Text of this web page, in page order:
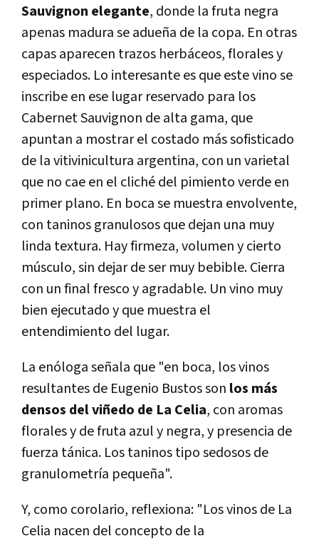
Sauvignon elegante, donde la fruta negra
apenas madura se adueña de la copa. En otras
capas aparecen trazos herbáceos, florales y
especiados. Lo interesante es que este vino se
inscribe en ese lugar reservado para los
Cabernet Sauvignon de alta gama, que
apuntan a mostrar el costado más sofisticado
de la vitivinicultura argentina, con un varietal
que no cae en el cliché del pimiento verde en
primer plano. En boca se muestra envolvente,
con taninos granulosos que dejan una muy
linda textura. Hay firmeza, volumen y cierto
músculo, sin dejar de ser muy bebible. Cierra
con un final fresco y agradable. Un vino muy
bien ejecutado y que muestra el
entendimiento del lugar.
La enóloga señala que "en boca, los vinos
resultantes de Eugenio Bustos son los más
densos del viñedo de La Celia, con aromas
florales y de fruta azul y negra, y presencia de
fuerza tánica. Los taninos tipo sedosos de
granulometría pequeña".
Y, como corolario, reflexiona: "Los vinos de La
Celia nacen del concepto de la